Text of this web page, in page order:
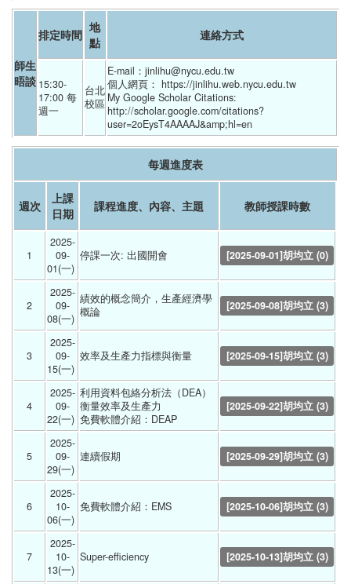
師生
晤談
排定時間 地
點
連絡方式
15:30-
17:00 每
週一
台北
校區
E-mail：jinlihu@nycu.edu.tw
個人網頁： https://jinlihu.web.nycu.edu.tw
My Google Scholar Citations:
http://scholar.google.com/citations?
user=2oEysT4AAAAJ&amp;hl=en
每週進度表
週次
上課
日期
課程進度、內容、主題 教師授課時數
1
2025-
09-
01(一)
停課一次: 出國開會 [2025-09-01]胡均立 (0)
2
2025-
09-
08(一)
績效的概念簡介，生產經濟學
概論
[2025-09-08]胡均立 (3)
3
2025-
09-
15(一)
效率及生產力指標與衡量 [2025-09-15]胡均立 (3)
4
2025-
09-
22(一)
利用資料包絡分析法（DEA）
衡量效率及生產力
免費軟體介紹：DEAP
[2025-09-22]胡均立 (3)
5
2025-
09-
29(一)
連續假期 [2025-09-29]胡均立 (3)
6
2025-
10-
06(一)
免費軟體介紹：EMS [2025-10-06]胡均立 (3)
7
2025-
10-
13(一)
Super-efficiency [2025-10-13]胡均立 (3)